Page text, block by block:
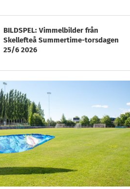
BILDSPEL: Vimmelbilder från
Skellefteå Summertime-torsdagen
25/6 2026